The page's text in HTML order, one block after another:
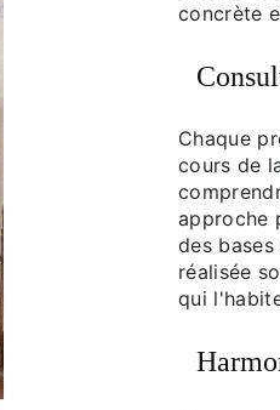
concrète
Chaque
cours de
approche
des
réalisée
qui